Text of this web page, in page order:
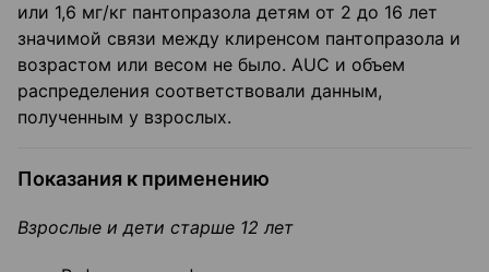
или 1,6 мг/кг пантопразола детям от 2 до 16 лет
значимой связи между клиренсом пантопразола и
возрастом или весом не было. AUC и объем
распределения соответствовали данным,
полученным у взрослых.
Показания к применению
Взрослые и дети старше 12 лет